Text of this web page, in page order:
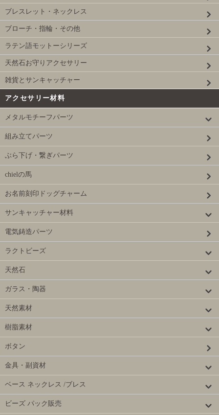
ブレスレット・ネックレス
ブローチ・指輪・その他
ラテン語モットーシリーズ
天然石お守りアクセサリー
雑貨とサンキャッチャー
アクセサリー材料
メタルモチーフパーツ
組み立てパーツ
ぶら下げ・繋ぎパーツ
chielの馬
お名前刻印ドッグチャーム
サンキャッチャー材料
電気鋳造パーツ
ラクトビーズ
天然石
ガラス・陶器
天然素材
樹脂素材
ボタン
金具・副資材
ベース ネックレス /ブレス
ビーズ パック販売